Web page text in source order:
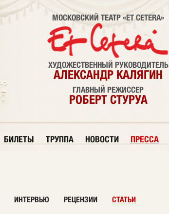
МОСКОВСКИЙ ТЕАТР «ET CETERA»
ХУДОЖЕСТВЕННЫЙ РУКОВОДИТЕЛЬ
АЛЕКСАНДР КАЛЯГИН
ГЛАВНЫЙ РЕЖИССЕР
РОБЕРТ СТУРУА
БИЛЕТЫ ТРУППА НОВОСТИ ПРЕССА
ИНТЕРВЬЮ РЕЦЕНЗИИ СТАТЬИ